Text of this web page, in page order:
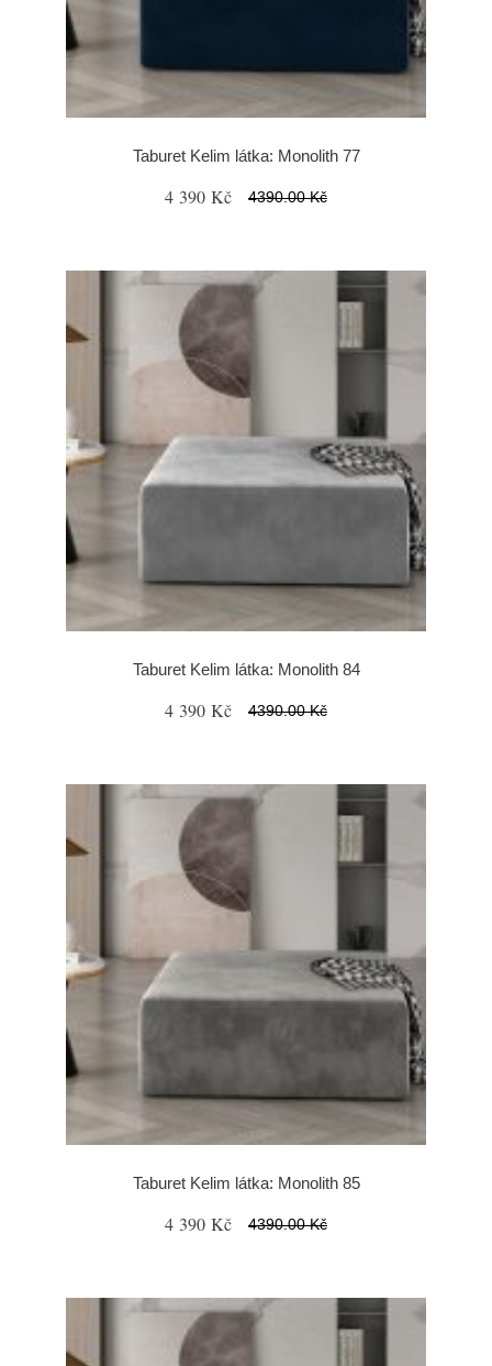
Taburet Kelim látka: Monolith 77
4 390 Kč 4390.00 Kč
Taburet Kelim látka: Monolith 84
4 390 Kč 4390.00 Kč
Taburet Kelim látka: Monolith 85
4 390 Kč 4390.00 Kč